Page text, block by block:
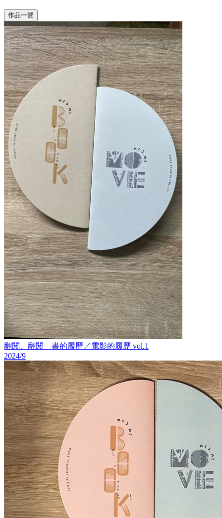
作品一覽
翻閱、翻閱 書的履歷／電影的履歷 vol.1
2024/9